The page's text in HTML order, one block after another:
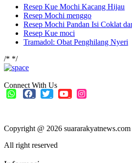
Resep Kue Mochi Kacang Hijau
Resep Mochi menggo
Resep Mochi Pandan Isi Coklat
Resep Kue moci
Tramadol: Obat Penghilang Nyeri
/* */
Connect With Us
Copyright @ 2026 suararakyatnews.com
All right reserved